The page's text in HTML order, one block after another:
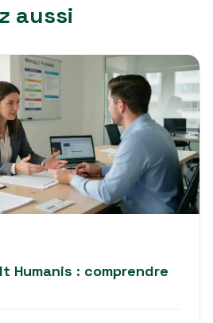
aussi
Humanis : comprendre